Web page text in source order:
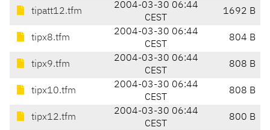
tipatt12.tfm
2004-03-30 06:44
CEST
1692 B
tipx8.tfm
2004-03-30 06:44
CEST
804 B
tipx9.tfm
2004-03-30 06:44
CEST
808 B
tipx10.tfm
2004-03-30 06:44
CEST
808 B
tipx12.tfm
2004-03-30 06:44
CEST
800 B